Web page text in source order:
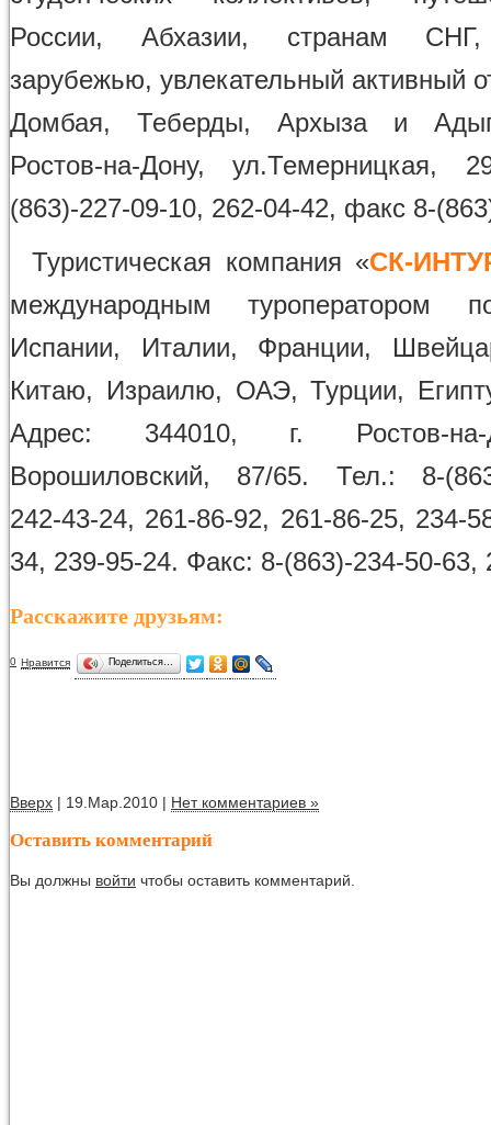
России, Абхазии, странам
зарубежью, увлекательный активный
Домбая, Теберды, Архыза и
Ростов-на-Дону, ул.Темерницкая,
(863)-227-09-10, 262-04-42, факс 8-
Туристическая компания «СК-
международным туроператором
Испании, Италии, Франции,
Китаю, Израилю, ОАЭ, Турции,
Адрес: 344010, г. Ростов-
Ворошиловский, 87/65. Тел.: 8-
242-43-24, 261-86-92, 261-86-25, 234-
34, 239-95-24. Факс: 8-(863)-234-50-63,
Расскажите друзьям:
0 Нравится Поделиться…
Вверх | 19.Мар.2010 | Нет комментариев »
Оставить комментарий
Вы должны войти чтобы оставить комментарий.